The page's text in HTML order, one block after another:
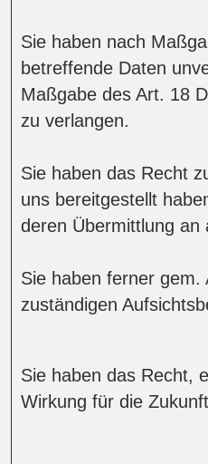
Sie haben nach
betreffende Daten
Maßgabe des Art. 18
zu verlangen.
Sie haben das Recht
uns bereitgestellt
deren Übermittlung an
Sie haben ferner
zuständigen
Sie haben das Recht,
Wirkung für die